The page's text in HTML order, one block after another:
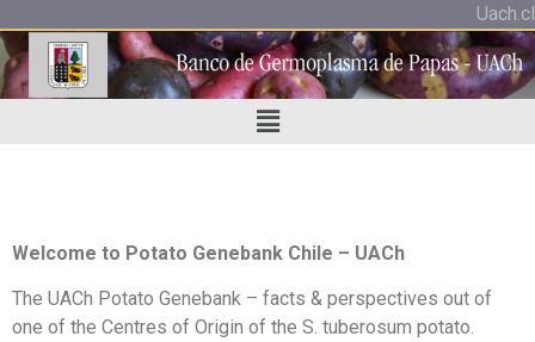
Uach.cl
Welcome to Potato Genebank Chile – UACh
The UACh Potato Genebank – facts & perspectives out of
one of the Centres of Origin of the S. tuberosum potato.